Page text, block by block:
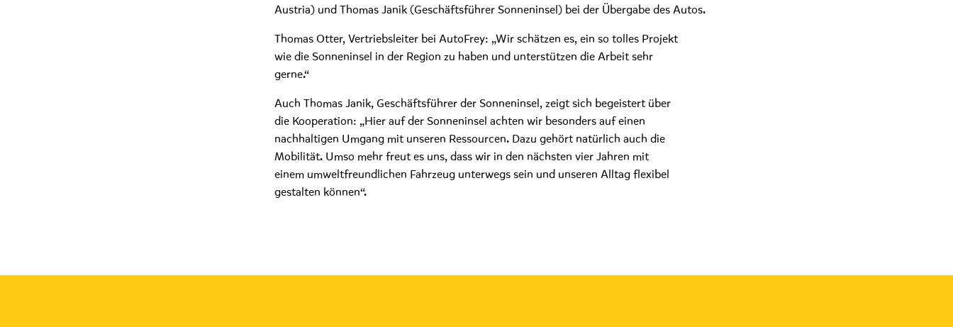
Austria) und Thomas Janik (Geschäftsführer Sonneninsel) bei der Übergabe des Autos.
Thomas Otter, Vertriebsleiter bei AutoFrey: „Wir schätzen es, ein so tolles Projekt
wie die Sonneninsel in der Region zu haben und unterstützen die Arbeit sehr
gerne.“
Auch Thomas Janik, Geschäftsführer der Sonneninsel, zeigt sich begeistert über
die Kooperation: „Hier auf der Sonneninsel achten wir besonders auf einen
nachhaltigen Umgang mit unseren Ressourcen. Dazu gehört natürlich auch die
Mobilität. Umso mehr freut es uns, dass wir in den nächsten vier Jahren mit
einem umweltfreundlichen Fahrzeug unterwegs sein und unseren Alltag flexibel
gestalten können“.